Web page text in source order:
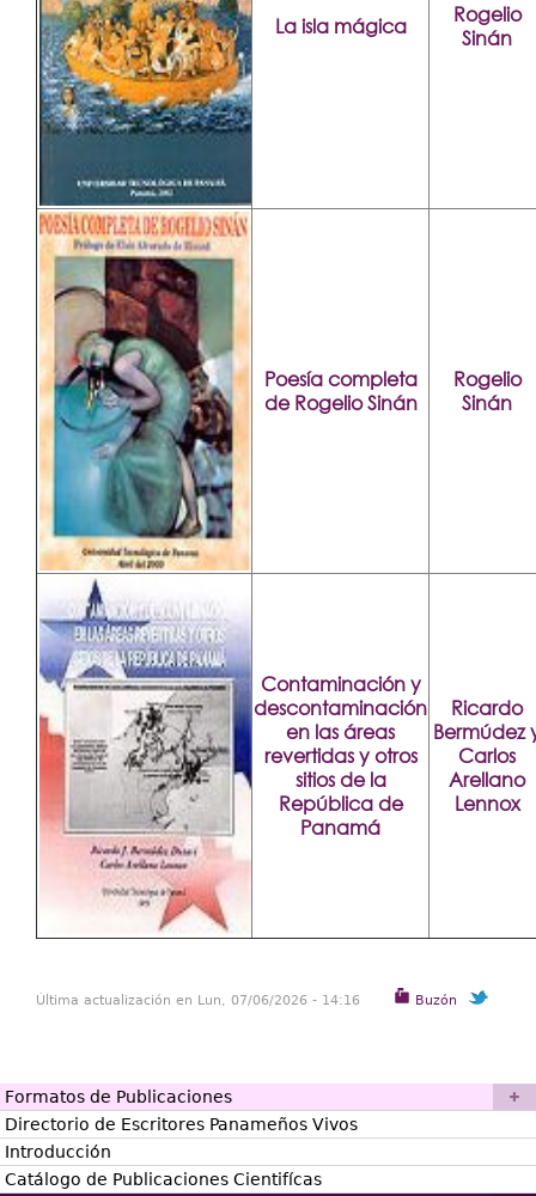
La isla mágica
Rogelio
Sinán
Poesía completa
de Rogelio Sinán
Rogelio
Sinán
Contaminación y
descontaminación
en las áreas
revertidas y otros
sitios de la
República de
Panamá
Ricardo
Bermúdez
Carlos
Arellano
Lennox
Buzón
Última actualización en Lun, 07/06/2026 - 14:16
Formatos de Publicaciones
Directorio de Escritores Panameños Vivos
Introducción
Catálogo de Publicaciones Cientifícas